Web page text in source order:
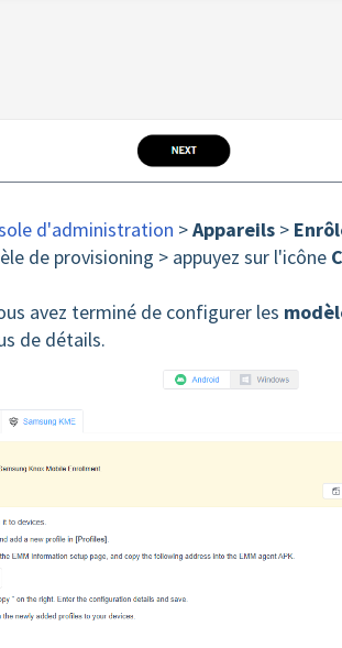
d'administration >Appareils >
de provisioning > appuyez sur l'icône
avez terminé de configurer les
de détails.